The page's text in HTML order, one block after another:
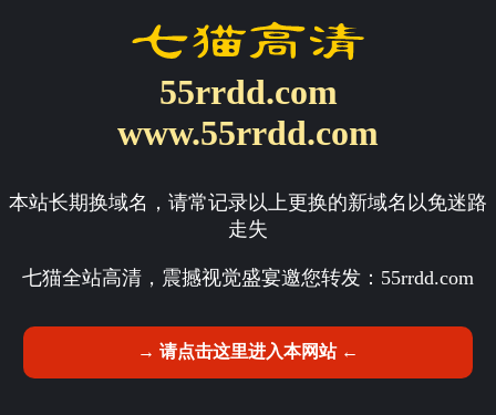
55rrdd.com
www.55rrdd.com
本站长期换域名，请常记录以上更换的新域名以免迷路
走失
七猫全站高清，震撼视觉盛宴邀您转发： 55rrdd.com
→ 请点击这里进入本网站 ←